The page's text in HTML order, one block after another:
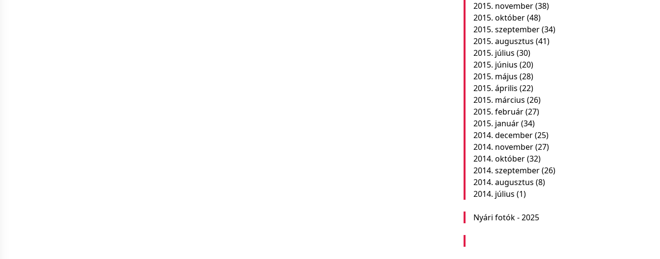
2015. november(38)
2015. október(48)
2015. szeptember(34)
2015. augusztus (41)
2015. július (30)
2015. június (20)
2015. május (28)
2015. április (22)
2015. március (26)
2015. február(27)
2015. január(34)
2014. december(25)
2014. november(27)
2014. október(32)
2014. szeptember(26)
2014. augusztus (8)
2014. július (1)
Nyári fotók - 2025